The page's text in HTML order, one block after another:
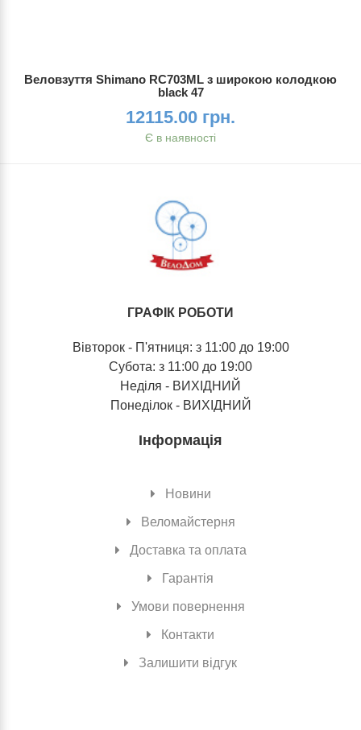
Веловзуття Shimano RC703ML з широкою колодкою
black 47
12115.00 грн.
Є в наявності
ГРАФІК РОБОТИ
Вівторок - П'ятниця: з 11:00 до 19:00
Субота: з 11:00 до 19:00
Неділя - ВИХІДНИЙ
Понеділок - ВИХІДНИЙ
Інформація
Новини
Веломайстерня
Доставка та оплата
Гарантія
Умови повернення
Контакти
Залишити відгук